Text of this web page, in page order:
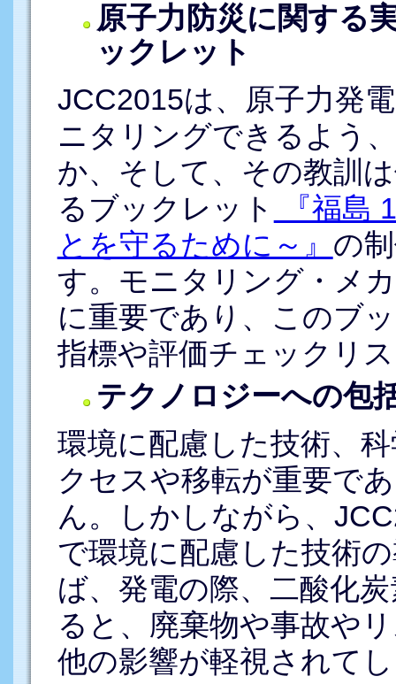
原子力防災に関す
ックレット
JCC2015は、原子力発
ニタリングできるよう
か、そして、その教訓
るブックレット
『福島
とを守るために～』 の
す。モニタリング・メ
に重要であり、このブ
指標や評価チェックリ
テクノロジーへの包
環境に配慮した技術、
クセスや移転が重要で
ん。しかしながら、
で環境に配慮した技術
ば、発電の際、二酸化
ると、廃棄物や事故や
他の影響が軽視されて